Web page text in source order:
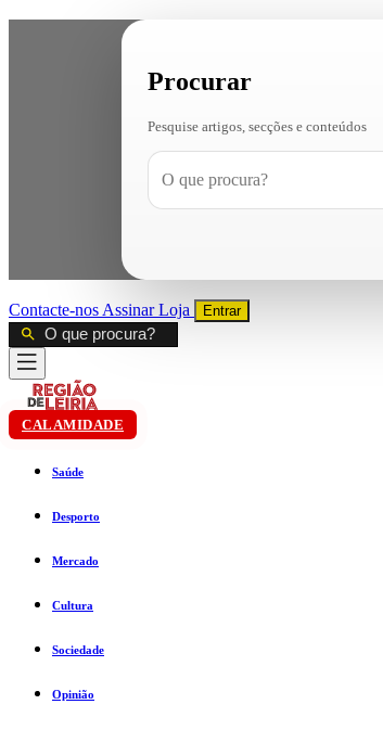
Procurar
Pesquise artigos, secções e conteúdos
Contacte-nos AssinarLoja Entrar
CALAMIDADE
Saúde
Desporto
Mercado
Cultura
Sociedade
Opinião